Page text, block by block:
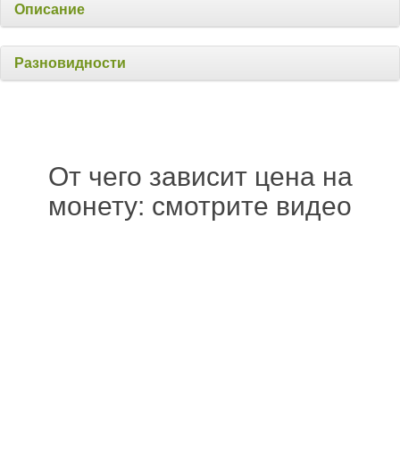
Описание
Разновидности
От чего зависит цена на
монету: смотрите видео